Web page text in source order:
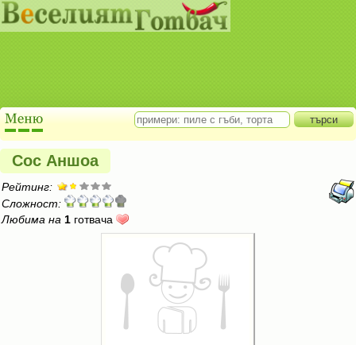
Сос Аншоа
Рейтинг:
Сложност:
Любима на 1 готвача